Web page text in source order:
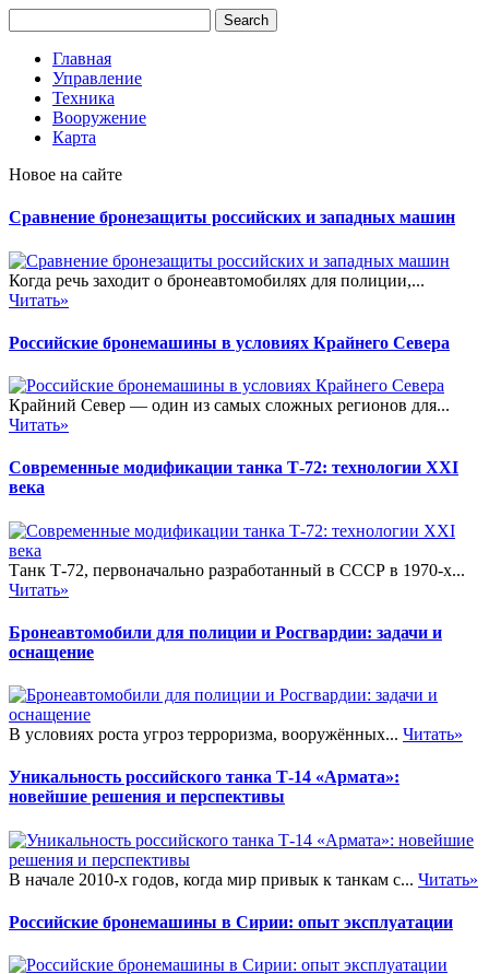
Главная
Управление
Техника
Вооружение
Карта
Новое на сайте
Сравнение бронезащиты российских и западных машин
Когда речь заходит о бронеавтомобилях для полиции,...
Читать»
Российские бронемашины в условиях Крайнего Севера
Крайний Север — один из самых сложных регионов для...
Читать»
Современные модификации танка Т-72: технологии XXI
века
Танк Т-72, первоначально разработанный в СССР в 1970-х...
Читать»
Бронеавтомобили для полиции и Росгвардии: задачи и
оснащение
В условиях роста угроз терроризма, вооружённых... Читать»
Уникальность российского танка Т-14 «Армата»:
новейшие решения и перспективы
В начале 2010-х годов, когда мир привык к танкам с... Читать»
Российские бронемашины в Сирии: опыт эксплуатации